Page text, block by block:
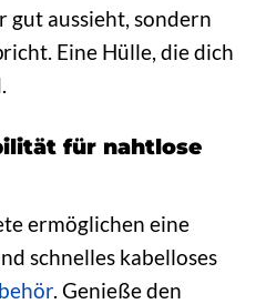
gut aussieht, sondern
Eine Hülle, die dich
für nahtlose
ermöglichen eine
schnelles kabelloses
. Genieße den